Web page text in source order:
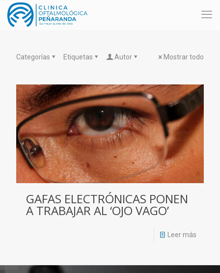
Categorías Etiquetas Autor Mostrar todo
GAFAS ELECTRÓNICAS PONEN
A TRABAJAR AL ‘OJO VAGO’
Leer más